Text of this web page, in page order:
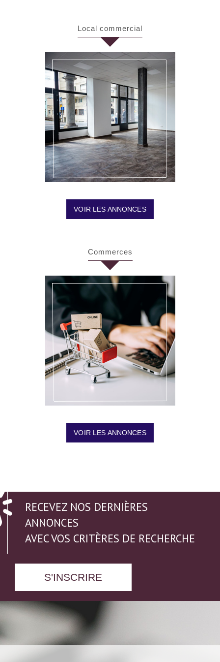
local commercial
VOIR LES ANNONCES
commerces
VOIR LES ANNONCES
RECEVEZ NOS DERNIÈRES
ANNONCES
AVEC VOS CRITÈRES DE RECHERCHE
S'INSCRIRE